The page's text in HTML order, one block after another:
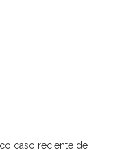
caso reciente de